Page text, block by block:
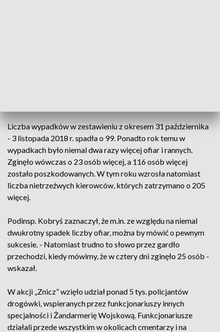
Liczba wypadków w zestawieniu z okresem 31 października
- 3 listopada 2018 r. spadła o 99. Ponadto rok temu w
wypadkach było niemal dwa razy więcej ofiar i rannych.
Zginęło wówczas o 23 osób więcej, a 116 osób więcej
zostało poszkodowanych. W tym roku wzrosła natomiast
liczba nietrzeźwych kierowców, których zatrzymano o 205
więcej.
Podinsp. Kobryś zaznaczył, że m.in. ze względu na niemal
dwukrotny spadek liczby ofiar, można by mówić o pewnym
sukcesie. - Natomiast trudno to słowo przez gardło
przechodzi, kiedy mówimy, że w cztery dni zginęło 25 osób -
wskazał.
W akcji „Znicz” wzięło udział ponad 5 tys. policjantów
drogówki, wspieranych przez funkcjonariuszy innych
specjalności i Żandarmerię Wojskową. Funkcjonariusze
działali przede wszystkim w okolicach cmentarzy i na